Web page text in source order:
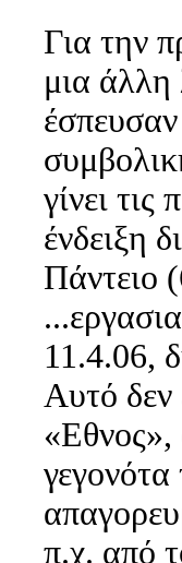
Για την
μια άλλη
γίνει
ένδειξη
Πάντειο
11.4.06,
Αυτό δεν
π.χ. από